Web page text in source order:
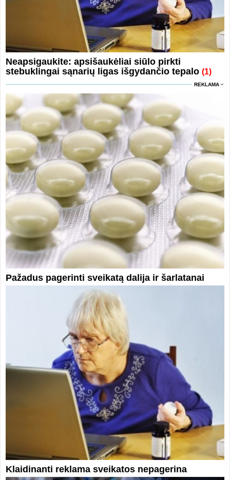
Neapsigaukite: apsišaukėliai siūlo pirkti
stebuklingai sąnarių ligas išgydančio tepalo (1)
REKLAMA
Pažadus pagerinti sveikatą dalija ir šarlatanai
Klaidinanti reklama sveikatos nepagerina